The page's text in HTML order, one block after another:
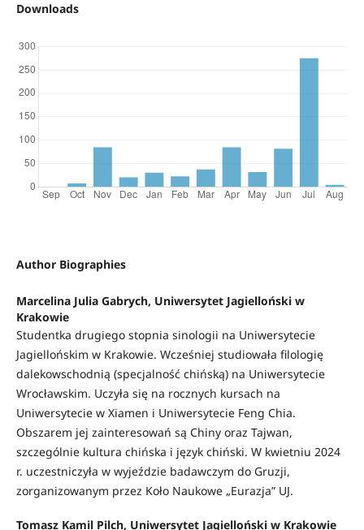
Downloads
Author Biographies
Marcelina Julia Gabrych, Uniwersytet Jagielloński w
Krakowie
Studentka drugiego stopnia sinologii na Uniwersytecie
Jagiellońskim w Krakowie. Wcześniej studiowała filologię
dalekowschodnią (specjalność chińską) na Uniwersytecie
Wrocławskim. Uczyła się na rocznych kursach na
Uniwersytecie w Xiamen i Uniwersytecie Feng Chia.
Obszarem jej zainteresowań są Chiny oraz Tajwan,
szczególnie kultura chińska i język chiński. W kwietniu 2024
r. uczestniczyła w wyjeździe badawczym do Gruzji,
zorganizowanym przez Koło Naukowe „Eurazja” UJ.
Tomasz Kamil Pilch, Uniwersytet Jagielloński w Krakowie